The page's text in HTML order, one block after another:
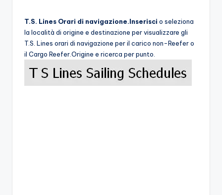
T.S. Lines Orari di navigazione.Inserisci o seleziona
la località di origine e destinazione per visualizzare gli
T.S. Lines orari di navigazione per il carico non-Reefer o
il Cargo Reefer.Origine e ricerca per punto.